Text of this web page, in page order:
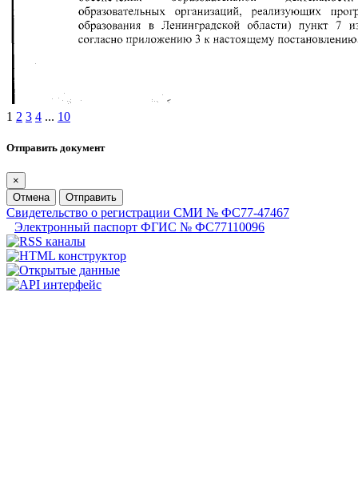
1 2 3 4 ... 10
Отправить документ
×
Отмена
Отправить
Свидетельство о регистрации СМИ № ФС77-47467
Электронный паспорт ФГИС № ФС77110096